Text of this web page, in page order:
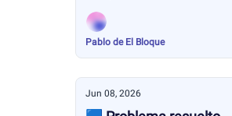
Pablo de El Bloque
Jun 08, 2026